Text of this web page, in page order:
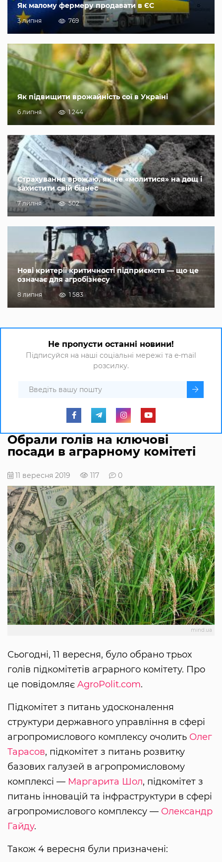
Як малому фермеру продавати в ЄС
3 липня 769
Як підвищити врожайність сої в Україні
6 липня 1 244
Страхування врожаю, як не «молитися» на дощ і
захистити свій бізнес
7 липня 502
Нові критерії критичності підприємств — що це
означає для агробізнесу
8 липня 1 583
Не пропусти останні новини!
Підписуйся на наші соціальні мережі та e-mail
розсилку.
Обрали голів на ключові
посади в аграрному комітеті
11 вересня 2019 117 0
mind.ua
Сьогодні, 11 вересня, було обрано трьох
голів підкомітетів аграрного комітету. Про
це повідомляє AgroPolit.com.
Підкомітет з питань удосконалення
структури державного управління в сфері
агропромислового комплексу очолить Олег
Тарасов, підкомітет з питань розвитку
базових галузей в агропромисловому
комплексі — Маргарита Шол, підкомітет з
питань інновацій та інфраструктури в сфері
агропромислового комплексу — Олександр
Гайду.
Також 4 вересня були призначені: